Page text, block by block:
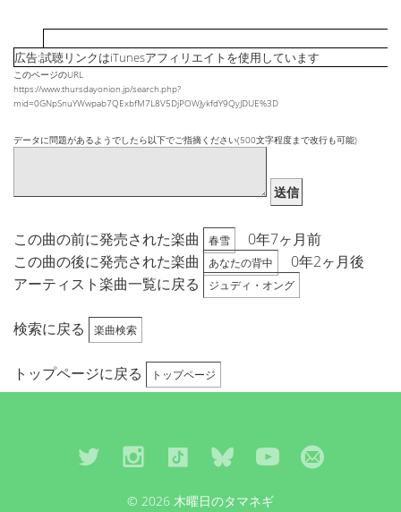
広告:試聴リンクはiTunesアフィリエイトを使用しています
このページのURL
https://www.thursdayonion.jp/search.php?
mid=0GNpSnuYWwpab7QExbfM7L8V5DjPOWJykfdY9QyJDUE%3D
データに問題があるようでしたら以下でご指摘ください(500文字程度まで改行も可能)
送信
この曲の前に発売された楽曲 春雪
0年7ヶ月前
この曲の後に発売された楽曲
あなたの背中
0年2ヶ月後
アーティスト楽曲一覧に戻る
ジュディ・オング
検索に戻る 楽曲検索
トップページに戻る トップページ
© 2026 木曜日のタマネギ